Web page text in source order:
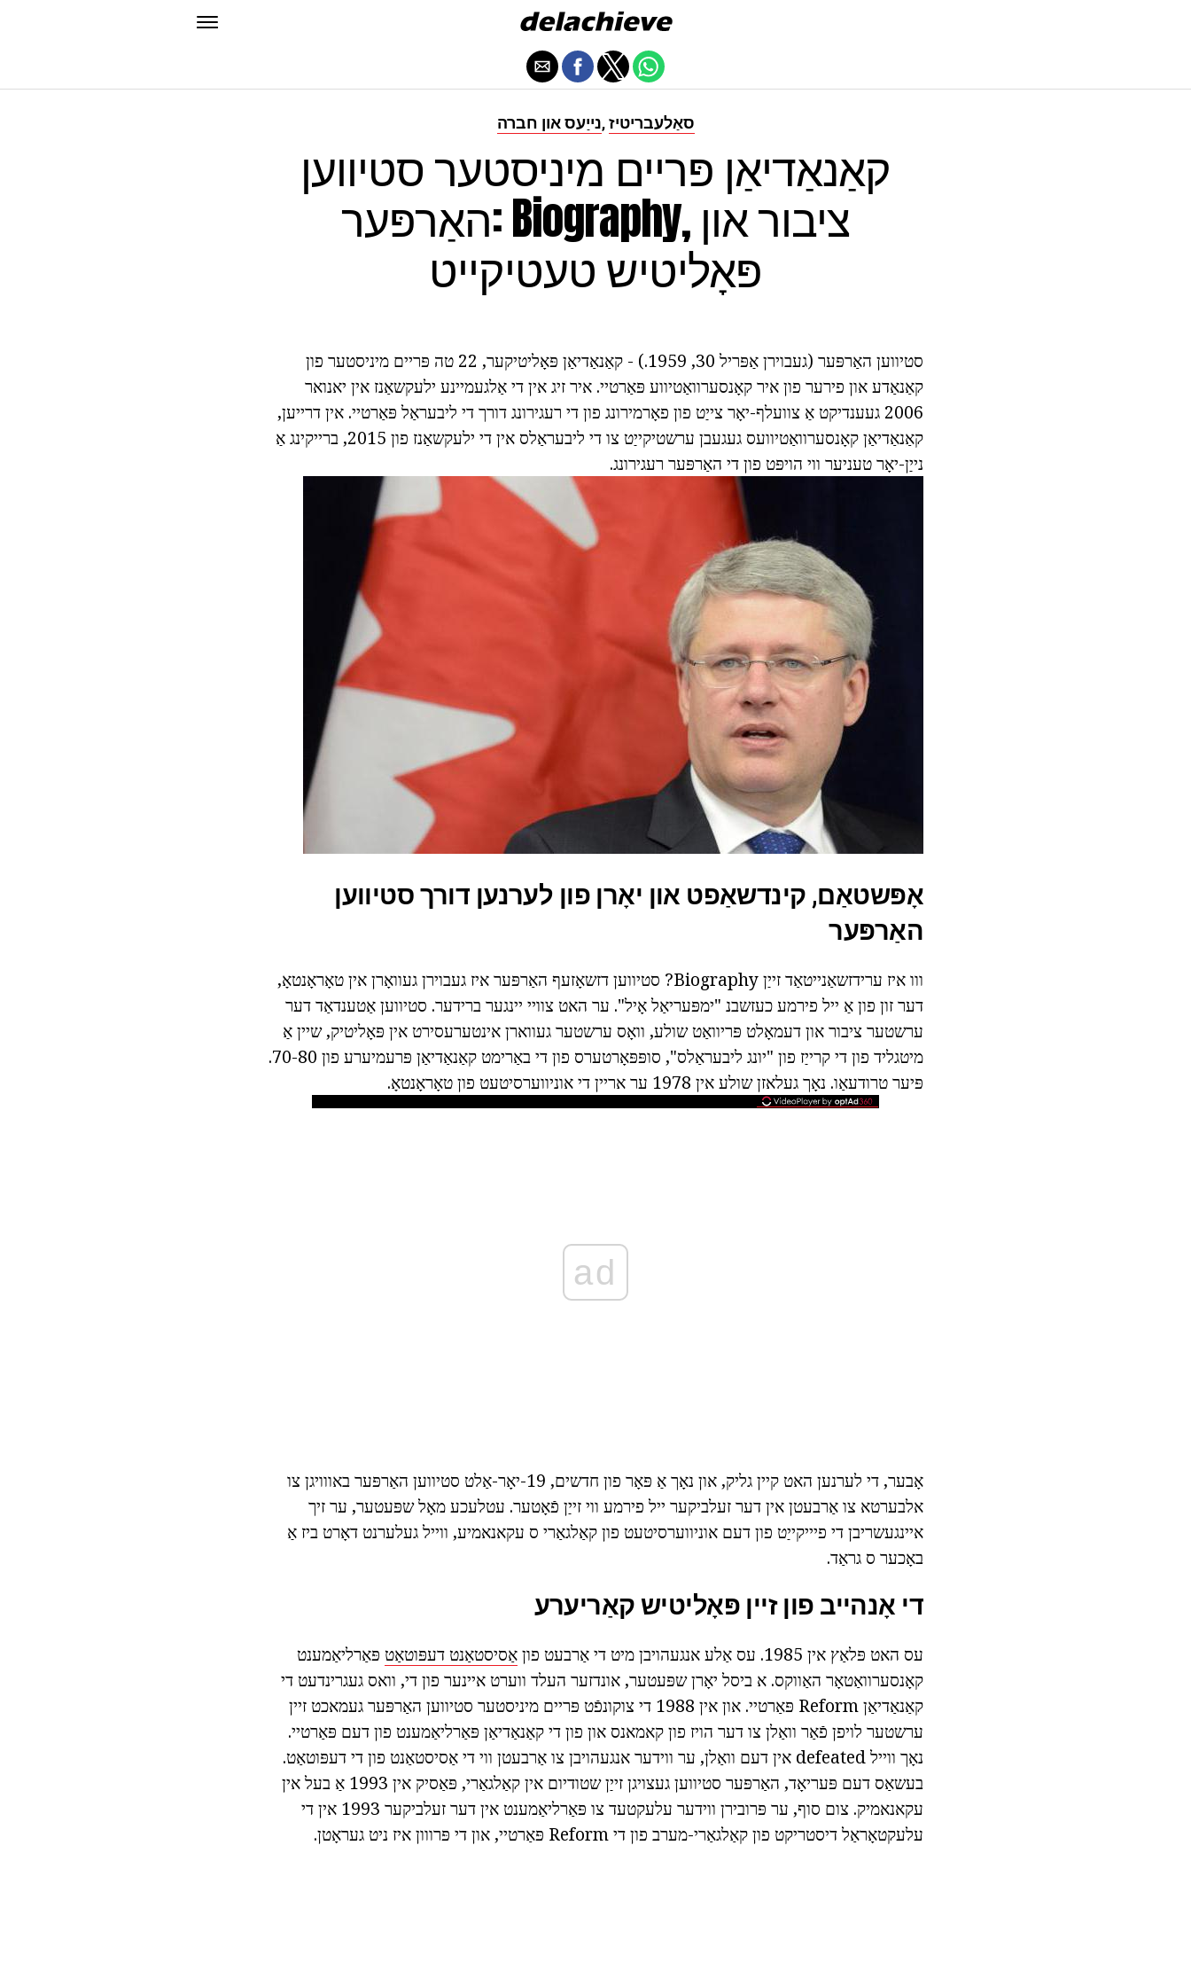
נייַעס און חברה, סאַלעבריטיז
קאַנאַדיאַן פּריים מיניסטער סטיווען
האַרפּער: Biography, ציבור און
פּאָליטיש טעטיקייט
סטיווען האַרפּער (געבוירן אַפּריל 30, 1959.) - קאַנאַדיאַן פּאָליטיקער, 22 טה פּריים מיניסטער פון
קאַנאַדע און פירער פון איר קאָנסערוואַטיווע פּאַרטיי. איר זיג אין די אַלגעמיינע ילעקשאַנז אין יאנואר
2006 געענדיקט אַ צוועלף-יאָר צייַט פון פאָרמירונג פון די רעגירונג דורך די ליבעראַל פּאַרטיי. אין דרייען,
קאַנאַדיאַן קאָנסערוואַטיוועס געגעבן ערשטיקייַט צו די ליבעראַלס אין די ילעקשאַנז פון 2015, ברייקינג אַ
נייַן-יאָר טעניער ווי הויפּט פון די האַרפּער רעגירונג.
אָפּשטאַם, קינדשאַפט און יאָרן פון לערנען דורך סטיווען
האַרפּער
ווו איז ערידזשאַנייטאַד זייַן Biography? סטיווען דזשאָזעף האַרפּער איז געבוירן געוואָרן אין טאָראָנטאָ,
דער זון פון אַ ייל פירמע כעזשבנ "ימפּעריאַל אָיל". ער האט צוויי יינגער ברידער. סטיווען אַטענדאַד דער
ערשטער ציבור און דעמאָלט פּריוואַט שולע, וואָס ערשטער געווארן אינטערעסירט אין פּאָליטיק, שיין אַ
מיטגליד פון די קרייַז פון "יונג ליבעראַלס", סופּפּאָרטערס פון די באַרימט קאַנאַדיאַן פּרעמיערע פון 70-80.
פּיער טרודעאַו. נאָך געלאזן שולע אין 1978 ער אריין די אוניווערסיטעט פון טאָראָנטאָ.
ad
אָבער, די לערנען האט קיין גליק, און נאָך אַ פּאָר פון חדשים, 19-יאָר-אַלט סטיווען האַרפּער באווויגן צו
אלבערטא צו אַרבעטן אין דער זעלביקער ייל פירמע ווי זייַן פֿאָטער. עטלעכע מאָל שפּעטער, ער זיך
איינגעשריבן די פיייקייַט פון דעם אוניווערסיטעט פון קאַלגאַרי ס עקאנאמיע, ווייל געלערנט דאָרט ביז אַ
באָכער ס גראַד.
די אָנהייב פון זיין פּאָליטיש קאַריערע
עס האט פּלאַץ אין 1985. עס אַלע אנגעהויבן מיט די אַרבעט פון אַסיסטאַנט דעפּוטאַט פּאַרליאַמענט
קאָנסערוואַטאָר האַווקס. א ביסל יאָרן שפּעטער, אונדזער העלד ווערט איינער פון די, וואס געגרינדעט די
קאַנאַדיאַן Reform פּאַרטיי. און אין 1988 די צוקונפֿט פּריים מיניסטער סטיווען האַרפּער געמאכט זיין
ערשטער לויפן פֿאַר וואַלן צו דער הויז פון קאמאנס און פון די קאַנאַדיאַן פּאַרליאַמענט פון דעם פּאַרטיי.
נאָך ווייל defeated אין דעם וואַלן, ער ווידער אנגעהויבן צו אַרבעטן ווי די אַסיסטאַנט פון די דעפּוטאַט.
בעשאַס דעם פּעריאָד, האַרפּער סטיווען געצויגן זייַן שטודיום אין קאַלגאַרי, פּאַסיק אין 1993 אַ בעל אין
עקאנאמיק. צום סוף, ער פּרובירן ווידער עלעקטעד צו פּאַרליאַמענט אין דער זעלביקער 1993 אין די
עלעקטאָראַל דיסטריקט פון קאַלגאַרי-מערב פון די Reform פּאַרטיי, און די פּרווון איז ניט געראָטן.